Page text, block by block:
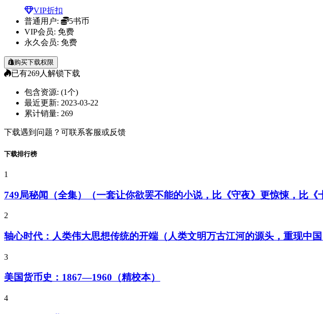
VIP折扣
普通用户:
5书币
VIP会员: 免费
永久会员: 免费
购买下载权限
已有269人解锁下载
包含资源: (1个)
最近更新: 2023-03-22
累计销量: 269
下载遇到问题？可联系客服或反馈
下载排行榜
1
749局秘闻（全集）（一套让你欲罢不能的小说，比《守夜》更惊悚，比《
2
轴心时代：人类伟大思想传统的开端（人类文明万古江河的源头，重现中
3
美国货币史：1867—1960（精校本）
4